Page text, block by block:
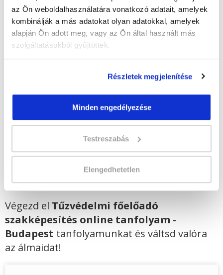
az Ön weboldalhasználatára vonatkozó adatait, amelyek
kombinálják a más adatokat olyan adatokkal, amelyek
alapján Ön adott meg, vagy az Ön által használt más
szolgáltatásokból gyűjtöttek.
Részletek megjelenítése
Minden engedélyezése
Testreszabás
Elengedhetetlen
Képzés ára:150 000 Ft
130.000 Ft-ra csökkenthető! Ősztől áremelés
várható!
Vizsgadíj:57 300 Ft
A vizsga díját a Katasztrófavédelmi
A csoport a meghirdetett időpontban
biztosan indul!
Lehet még jelentkezni?
Jelentkezem!
Végezd el Tűzvédelmi főelőadó
szakképesítés online tanfolyam -
Budapest tanfolyamunkat és váltsd valóra
az álmaidat!